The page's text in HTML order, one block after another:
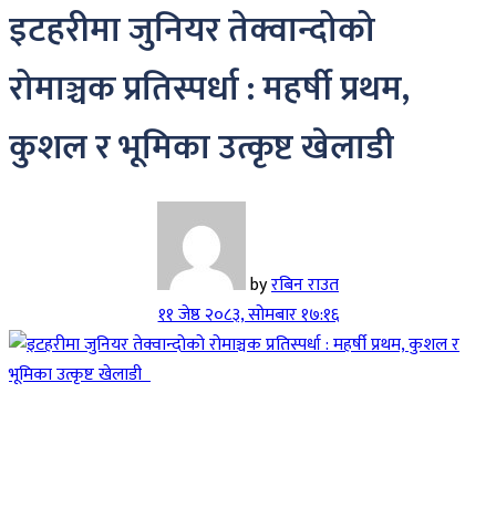
इटहरीमा जुनियर तेक्वान्दोको
रोमाञ्चक प्रतिस्पर्धा : महर्षी प्रथम,
कुशल र भूमिका उत्कृष्ट खेलाडी
byरबिन राउत
११ जेष्ठ २०८३, सोमबार १७:१६